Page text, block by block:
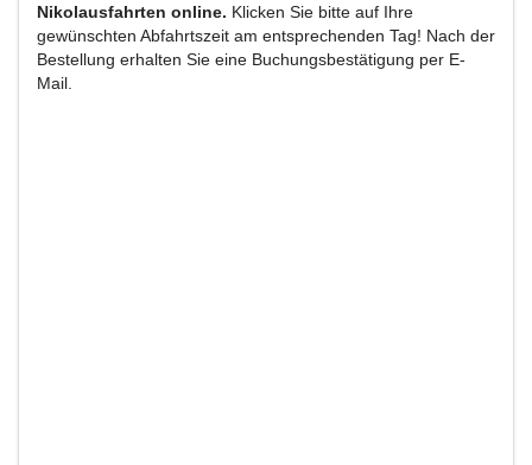
Nikolausfahrten online. Klicken Sie bitte auf Ihre
gewünschten Abfahrtszeit am entsprechenden Tag! Nach der
Bestellung erhalten Sie eine Buchungsbestätigung per E-
Mail.